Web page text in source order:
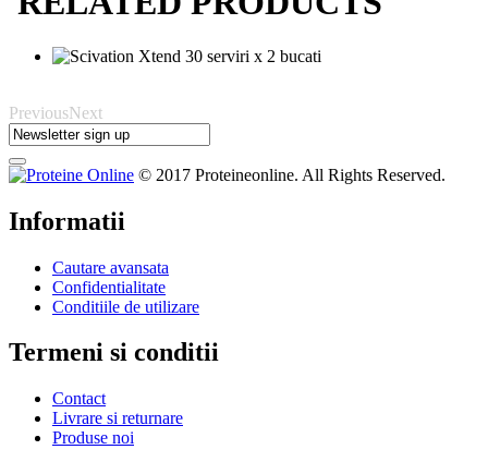
PreviousNext
© 2017 Proteineonline. All Rights Reserved.
Informatii
Cautare avansata
Confidentialitate
Conditiile de utilizare
Termeni si conditii
Contact
Livrare si returnare
Produse noi